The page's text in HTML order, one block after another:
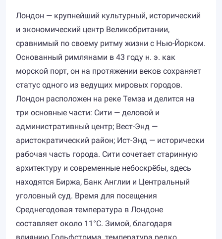
Лондон — крупнейший культурный, исторический
и экономический центр Великобритании,
сравнимый по своему ритму жизни с Нью-Йорком.
Основанный римлянами в 43 году н. э. как
морской порт, он на протяжении веков сохраняет
статус одного из ведущих мировых городов.
Лондон расположен на реке Темза и делится на
три основные части: Сити — деловой и
административный центр; Вест-Энд —
аристократический район; Ист-Энд — исторически
рабочая часть города. Сити сочетает старинную
архитектуру и современные небоскрёбы, здесь
находятся Биржа, Банк Англии и Центральный
уголовный суд. Время для посещения
Среднегодовая температура в Лондоне
составляет около 11°C. Зимой, благодаря